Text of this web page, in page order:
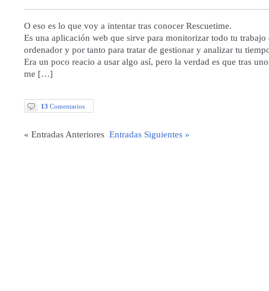
O eso es lo que voy a intentar tras conocer Rescuetime.
Es una aplicación web que sirve para monitorizar todo tu trabajo
ordenador y por tanto para tratar de gestionar y analizar tu
Era un poco reacio a usar algo así, pero la verdad es que tras
me […]
13 Comentarios
« Entradas Anteriores Entradas Siguientes »